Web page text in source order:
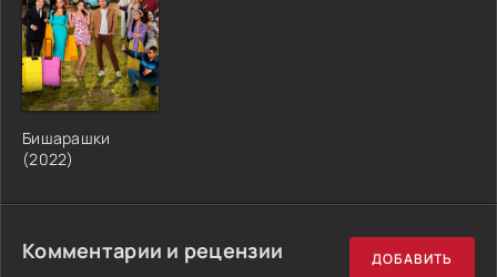
Бишарашки
(2022)
Комментарии и рецензии ДОБАВИТЬ